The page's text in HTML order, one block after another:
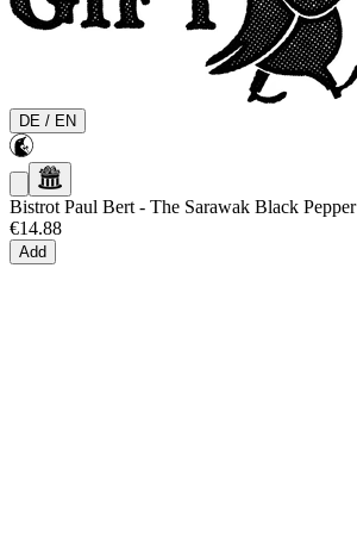
DE / EN
Bistrot Paul Bert - The Sarawak Black Pepper
€14.88
Add